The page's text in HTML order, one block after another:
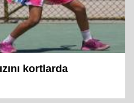
kortlarda